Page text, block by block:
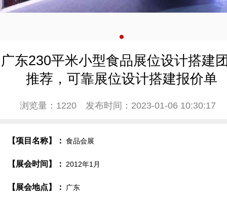
广东230平米小型食品展位设计搭建
推荐，可靠展位设计搭建报价单
浏览量：1220 发布时间：2023-01-06 10:30:17
【项目名称】： 食品会展
【展会时间】： 2012年1月
【展会地点】： 广东